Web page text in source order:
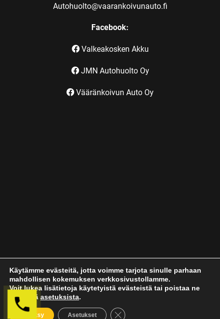
Autohuolto@vaarankoivunauto.fi
Facebook:
Valkeakosken Akku
JMN Autohuolto Oy
Vääränkoivun Auto Oy
Käytämme evästeitä, jotta voimme tarjota sinulle parhaan
mahdollisen kokemuksen verkkosivustollamme.
Voit lukea lisätietoja käytetyistä evästeistä tai poistaa ne
käytöstä asetuksista.
Hyväksy Asetukset Sulje evästebanneri